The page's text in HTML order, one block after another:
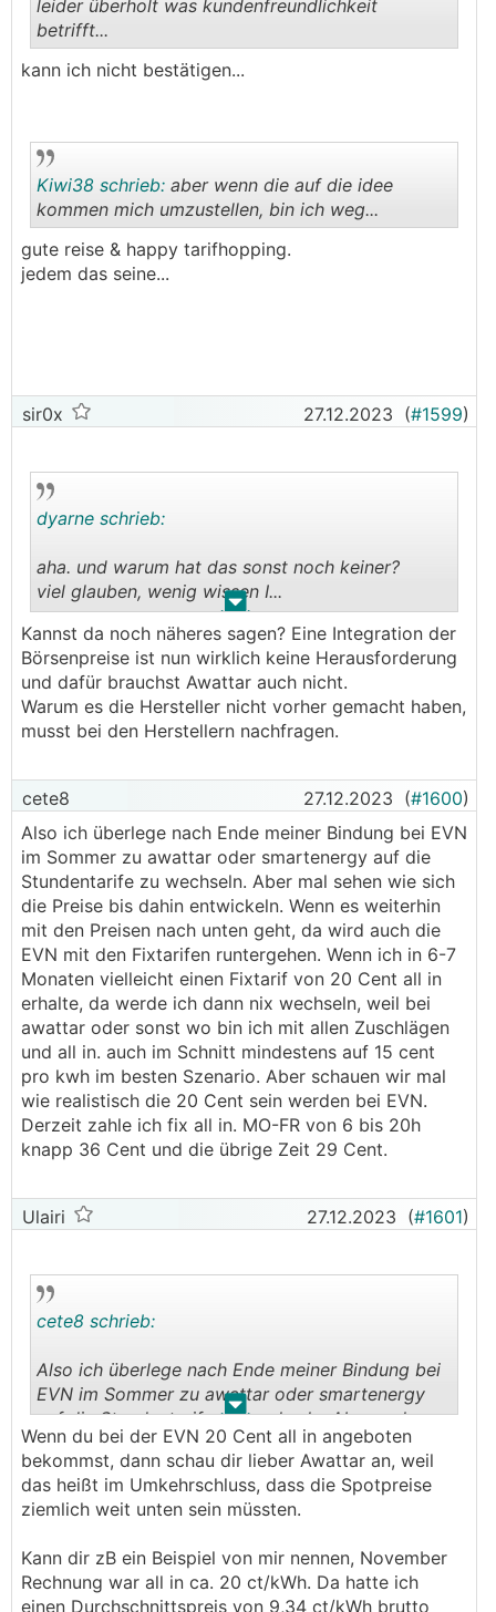
..
leider überholt was kundenfreundlichkeit
betrifft...
kann ich nicht bestätigen...
Kiwi38 schrieb: aber wenn die auf die idee
kommen mich umzustellen, bin ich weg...
gute reise & happy tarifhopping.
jedem das seine...
sir0x 27.12.2023 (#1599)
. .
dyarne schrieb:
aha. und warum hat das sonst noch keiner?
viel glauben, wenig wissen I...
ich war zufällig damals mit dem integrationstest
dabei und weiß wieviel abstimmungsarbeit das
war...
Kannst da noch näheres sagen? Eine Integration der
Börsenpreise ist nun wirklich keine Herausforderung
und dafür brauchst Awattar auch nicht.
Warum es die Hersteller nicht vorher gemacht haben,
musst bei den Herstellern nachfragen.
cete8 27.12.2023 (#1600)
Also ich überlege nach Ende meiner Bindung bei EVN
im Sommer zu awattar oder smartenergy auf die
Stundentarife zu wechseln. Aber mal sehen wie sich
die Preise bis dahin entwickeln. Wenn es weiterhin
mit den Preisen nach unten geht, da wird auch die
EVN mit den Fixtarifen runtergehen. Wenn ich in 6-7
Monaten vielleicht einen Fixtarif von 20 Cent all in
erhalte, da werde ich dann nix wechseln, weil bei
awattar oder sonst wo bin ich mit allen Zuschlägen
und all in. auch im Schnitt mindestens auf 15 cent
pro kwh im besten Szenario. Aber schauen wir mal
wie realistisch die 20 Cent sein werden bei EVN.
Derzeit zahle ich fix all in. MO-FR von 6 bis 20h
knapp 36 Cent und die übrige Zeit 29 Cent.
Ulairi 27.12.2023 (#1601)
. .
cete8 schrieb:
Also ich überlege nach Ende meiner Bindung bei
EVN im Sommer zu awattar oder smartenergy
auf die Stundentarife zu wechseln. Aber mal
sehen wie sich die Preise bis dahin entwickeln.
Wenn es weiterhin mit den Preisen nach unten
geht, da wird auch die EVN mit den Fixtarifen
runtergehen. Wenn ich in 6-7 Monaten vielleicht
ich dann nix wechseln, weil bei awattar oder
sonst wo bin ich mit allen Zuschlägen und all in.
Wenn du bei der EVN 20 Cent all in angeboten
bekommst, dann schau dir lieber Awattar an, weil
das heißt im Umkehrschluss, dass die Spotpreise
ziemlich weit unten sein müssten.
Kann dir zB ein Beispiel von mir nennen, November
Rechnung war all in ca. 20 ct/kWh. Da hatte ich
einen Durchschnittspreis von 9,34 ct/kWh brutto